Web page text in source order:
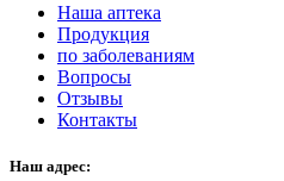
Наша аптека
Продукция
по заболеваниям
Вопросы
Отзывы
Контакты
Наш адрес: